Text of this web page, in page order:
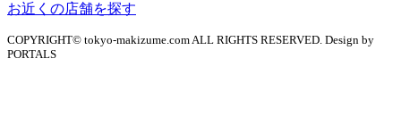
お近くの店舗を探す
COPYRIGHT© tokyo-makizume.com ALL RIGHTS RESERVED. Design by
PORTALS